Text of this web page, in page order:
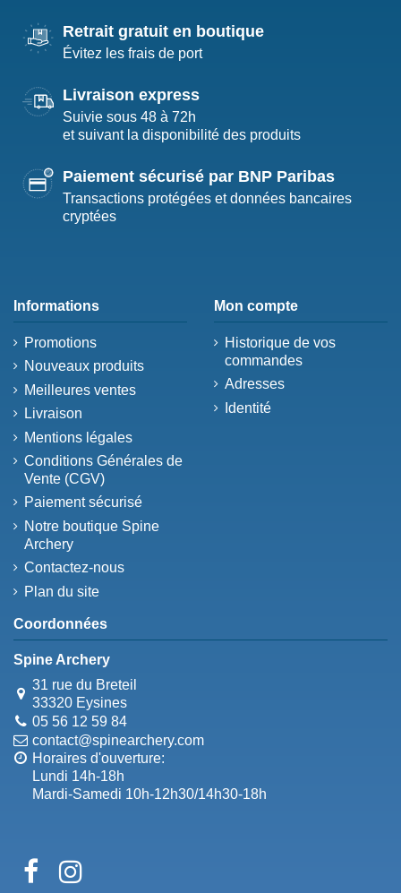
Retrait gratuit en boutique
Évitez les frais de port
Livraison express
Suivie sous 48 à 72h
et suivant la disponibilité des produits
Paiement sécurisé par BNP Paribas
Transactions protégées et données bancaires
cryptées
Informations
Promotions
Nouveaux produits
Meilleures ventes
Livraison
Mentions légales
Conditions Générales de
Vente (CGV)
Paiement sécurisé
Notre boutique Spine
Archery
Contactez-nous
Plan du site
Mon compte
Historique de vos
commandes
Adresses
Identité
Coordonnées
Spine Archery
31 rue du Breteil
33320 Eysines
05 56 12 59 84
contact@spinearchery.com
Horaires d'ouverture:
Lundi 14h-18h
Mardi-Samedi 10h-12h30/14h30-18h